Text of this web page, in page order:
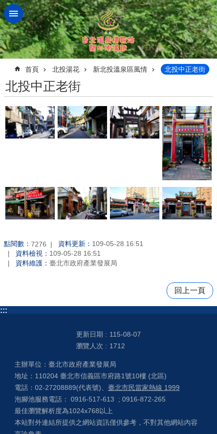
跳到主要內容區塊
首頁 北投湯花 新北投溫泉區風情 北投中正老街
北投中正老街
點閱數： 7276 資料更新： 109-05-28 16:51
資料檢視： 109-05-28 16:51
資料維護： 臺北市政府產業發展局
回上一頁
:::
更新日期
115-08-07
瀏覽人次
1712
主辦單位：臺北市政府產業發展局
地址：110204 臺北市信義區市府路1號10樓 (北區)
電話：02-27208889(代表號)、 臺北市民當家熱線 1999
泡腳池服務電話： 0916-517-613 ; 0916-872-265
最佳瀏覽解析度為1024x768以上
本站對外連結所提供之網站資訊僅供參考，不對其他網站內容